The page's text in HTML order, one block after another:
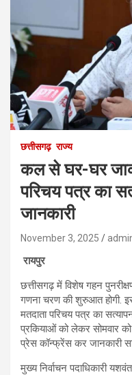
छत्तीसगढ़ राज्य
कल से घर-घर
परिचय पत्र का
जानकारी
November 3, 2025
रायपुर
छत्तीसगढ़ में विशेष गहन
गणना चरण की शुरुआत होगी.
मतदाता परिचय पत्र का
प्रकियाओं को लेकर सोमवार को
प्रेस कॉन्फ्रेंस कर जानकारी
मुख्य निर्वाचन पदाधिकारी